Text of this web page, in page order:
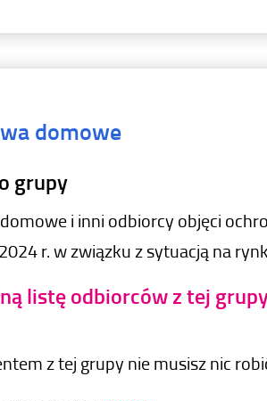
domowe
grupy
i inni odbiorcy objęci
r. w związku z sytuacją na
listę odbiorców z tej
z tej grupy nie musisz nic